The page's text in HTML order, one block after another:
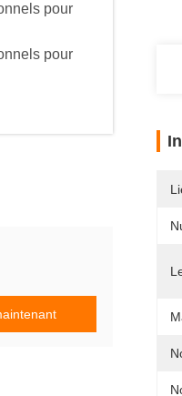
pour
pour